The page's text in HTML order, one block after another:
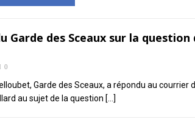
Garde des Sceaux sur la
0
Garde des Sceaux, a répondu au courrier
au sujet de la question […]